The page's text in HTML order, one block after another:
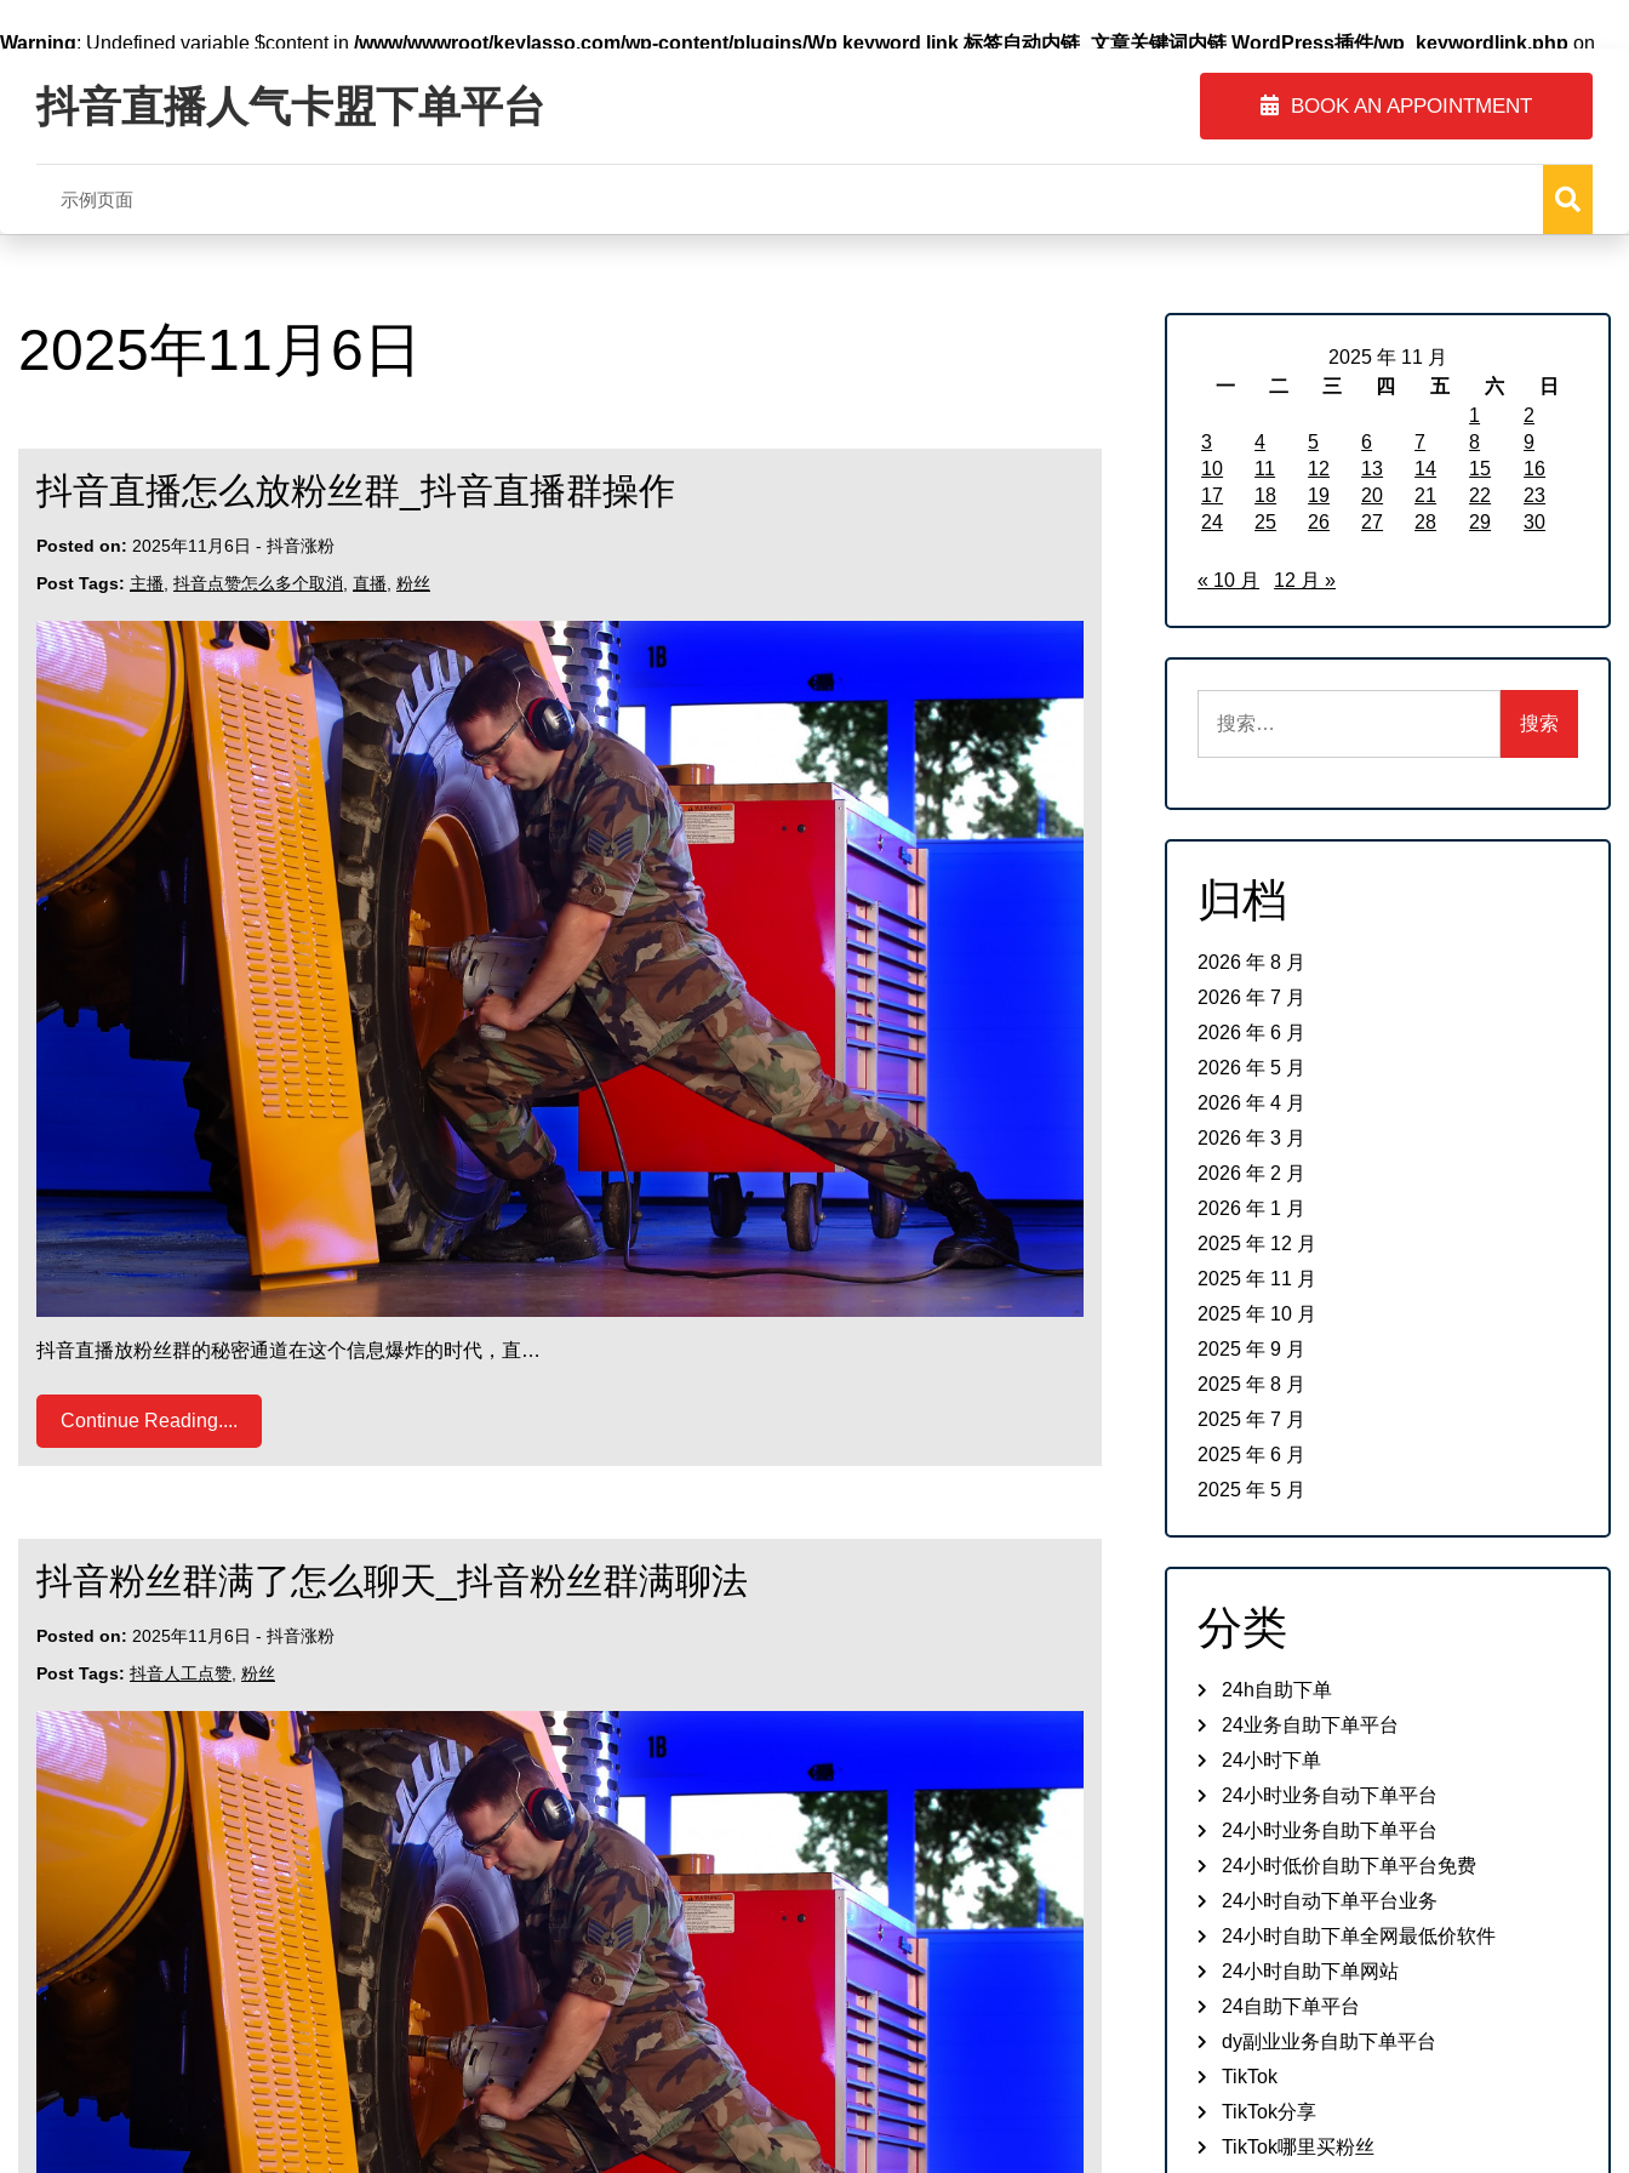
Warning: Undefined variable $content in /www/wwwroot/keylasso.com/wp-content/plugins/Wp keyword link 标签自动内链_文章关键词内链 WordPress插件/wp_keywordlink.php on
content抖音直播人气卡盟下单平台 BOOK AN APPOINTMENT
示例页面
2025年11月6日
抖音直播怎么放粉丝群_抖音直播群操作
Posted on: 2025年11月6日 - 抖音涨粉
Post Tags: 主播 抖音点赞怎么多个取消 直播 粉丝
抖音直播放粉丝群的秘密通道在这个信息爆炸的时代，直…
Continue Reading....
抖音粉丝群满了怎么聊天_抖音粉丝群满聊法
Posted on: 2025年11月6日 - 抖音涨粉
Post Tags: 抖音人工点赞 粉丝
2025 年 11 月
一
二 三 四 五 六
日
1
2
3
4 5 6 7 8
9
10
11 12 13 14 15
16
17
18 19 20 21 22
23
24
25 26 27 28 29 30
« 10 月 12 月 »
索：
归档
2026 年 8 月
2026 年 7 月
2026 年 6 月
2026 年 5 月
2026 年 4 月
2026 年 3 月
2026 年 2 月
2026 年 1 月
2025 年 12 月
2025 年 11 月
2025 年 10 月
2025 年 9 月
2025 年 8 月
2025 年 7 月
2025 年 6 月
2025 年 5 月
分类
24h自助下单
24业务自助下单平台
24小时下单
24小时业务自动下单平台
24小时业务自助下单平台
24小时低价自助下单平台免费
24小时自动下单平台业务
24小时自助下单全网最低价软件
24小时自助下单网站
24自助下单平台
dy副业业务自助下单平台
TikTok
TikTok分享
TikTok哪里买粉丝